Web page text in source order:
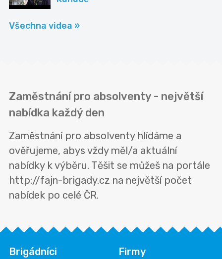
Všechna videa »
Zaměstnání pro absolventy - největší
nabídka každý den
Zaměstnání pro absolventy hlídáme a
ověřujeme, abys vždy měl/a aktuální
nabídky k výběru. Těšit se můžeš na portále
http://fajn-brigady.cz na největší počet
nabídek po celé ČR.
Brigádníci Firmy